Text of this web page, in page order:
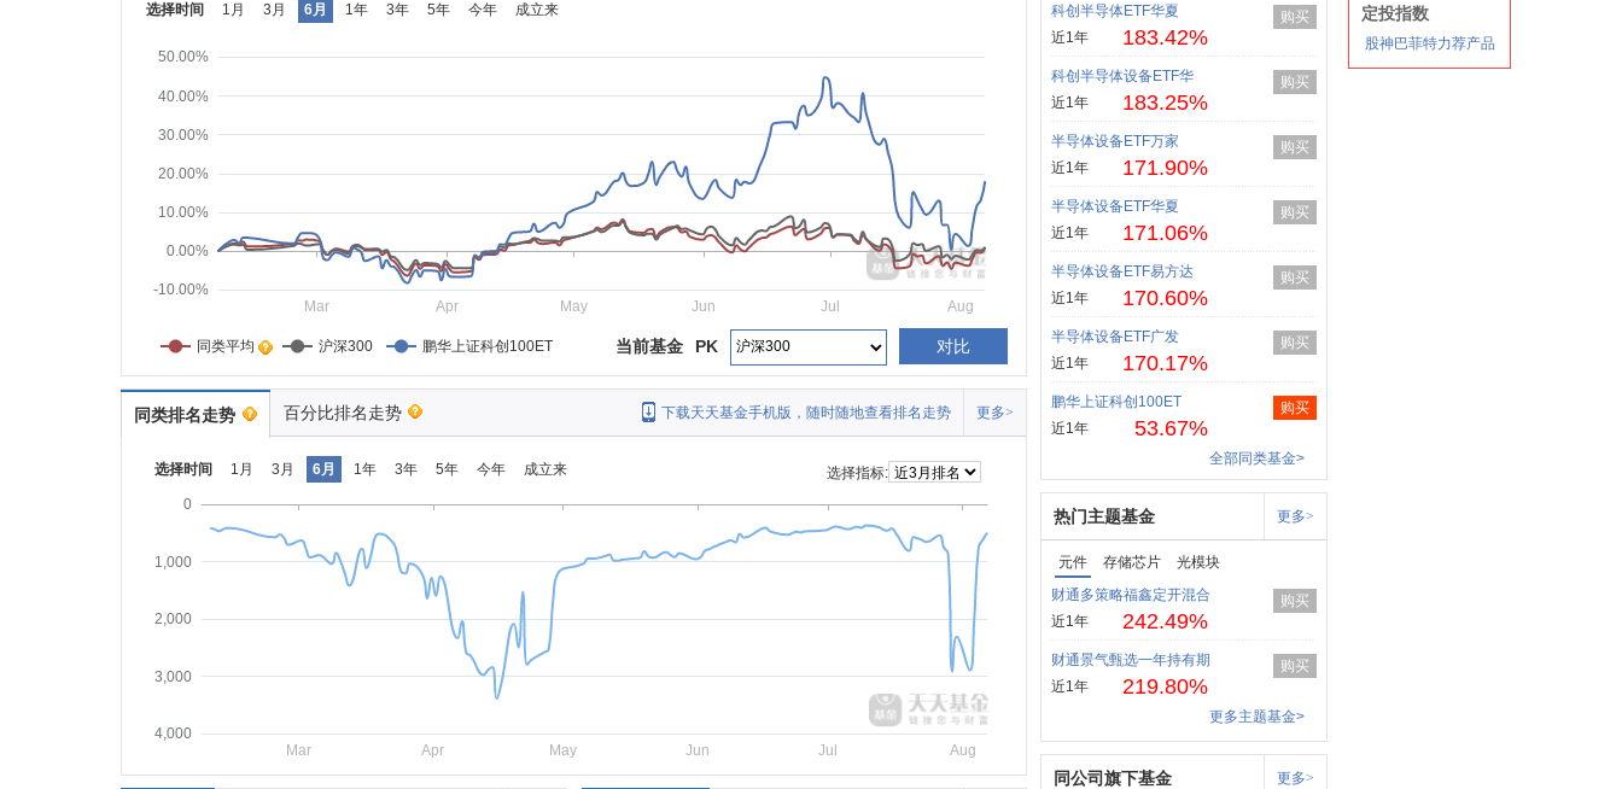
选择时间 1月 3月 6月 1年 3年 5年 今年 成立来
-10.00%
0.00%
10.00%
20.00%
30.00%
40.00%
50.00%
Mar Apr May Jun Jul Aug
同类平均 沪深300 鹏华上证科创100ET 对比
PK
当前基金
同类排名走势 百分比排名走势 更多>
下载天天基金手机版，随时随地查看排名走势
选择时间 1月 3月 6月 1年 3年 5年 今年 成立来
选择指标:
0
1,000
2,000
3,000
4,000
Mar
Apr May Jun Jul Aug
科创半导体ETF华夏
近1年
183.42%
购买
科创半导体设备ETF华
近1年
183.25%
购买
半导体设备ETF万家
近1年
171.90%
购买
半导体设备ETF华夏
近1年
171.06%
购买
半导体设备ETF易方达
近1年
170.60%
购买
半导体设备ETF广发
近1年
170.17%
购买
鹏华上证科创100ET
近1年
53.67%
购买
全部同类基金>
热门主题基金 更多>
元件 存储芯片
光模块
财通多策略福鑫定开混合
近1年
242.49%
购买
财通景气甄选一年持有期
近1年
219.80%
购买
更多主题基金>
同公司旗下基金 更多>